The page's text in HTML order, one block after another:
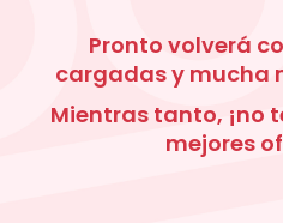
Pronto volverá
cargadas y mucha
Mientras tanto, ¡no
mejores